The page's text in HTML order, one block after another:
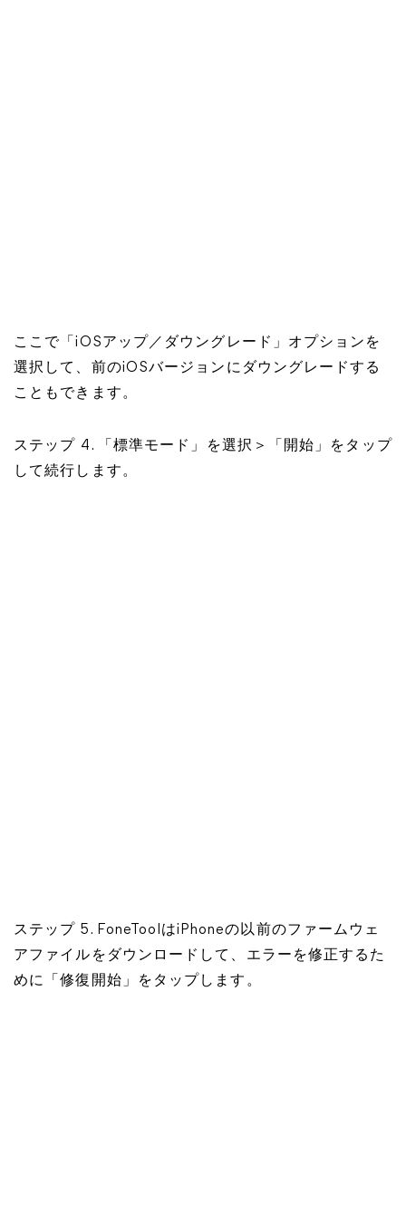
ここで「iOSアップ／ダウングレード」オプションを
選択して、前のiOSバージョンにダウングレードする
こともできます。
ステップ 4. 「標準モード」を選択＞「開始」をタップ
して続行します。
ステップ 5. FoneToolはiPhoneの以前のファームウェ
アファイルをダウンロードして、エラーを修正するた
めに「修復開始」をタップします。